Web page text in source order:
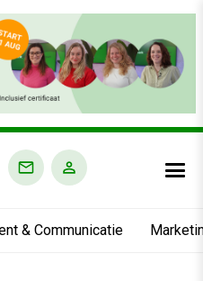
& Communicatie